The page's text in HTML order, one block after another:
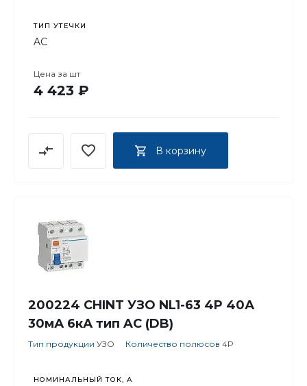
ТИП УТЕЧКИ
AC
Цена за шт
4 423 ₽
В корзину
200224 CHINT УЗО NL1-63 4P 40А
30мА 6кА тип AC (DB)
Тип продукции УЗО Количество полюсов 4P
НОМИНАЛЬНЫЙ ТОК, А